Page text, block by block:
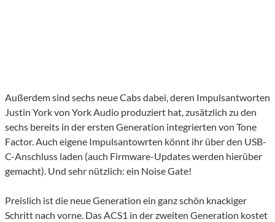
Außerdem sind sechs neue Cabs dabei, deren Impulsantworten
Justin York von York Audio produziert hat, zusätzlich zu den
sechs bereits in der ersten Generation integrierten von Tone
Factor. Auch eigene Impulsantowrten könnt ihr über den USB-
C-Anschluss laden (auch Firmware-Updates werden hierüber
gemacht). Und sehr nützlich: ein Noise Gate!
Preislich ist die neue Generation ein ganz schön knackiger
Schritt nach vorne. Das ACS1 in der zweiten Generation kostet